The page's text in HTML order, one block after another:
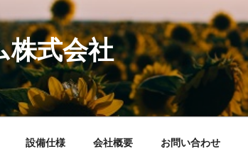
株式会社
設備仕様 会社概要 お問い合わせ